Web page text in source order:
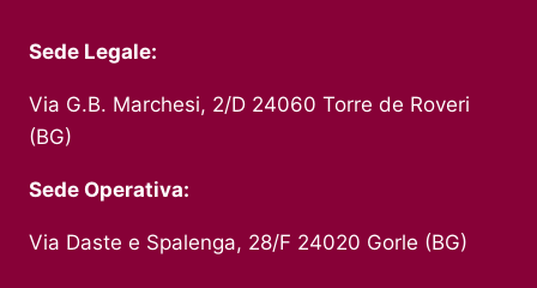
Sede Legale:
Via G.B. Marchesi, 2/D 24060 Torre de Roveri
(BG)
Sede Operativa:
Via Daste e Spalenga, 28/F 24020 Gorle (BG)